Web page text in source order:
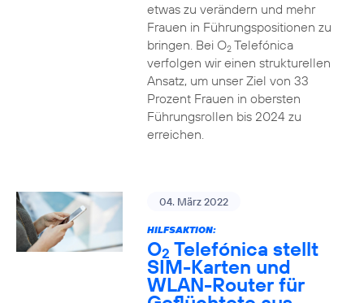
etwas zu verändern und mehr
Frauen in Führungspositionen zu
bringen. Bei O2Telefónica
verfolgen wir einen strukturellen
Ansatz, um unser Ziel von 33
Prozent Frauen in obersten
Führungsrollen bis 2024 zu
erreichen.
04. März 2022
HILFSAKTION:
O2 Telefónica stellt
SIM-Karten und
WLAN-Router für